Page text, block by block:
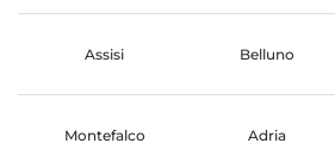
Assisi Belluno
Montefalco Adria